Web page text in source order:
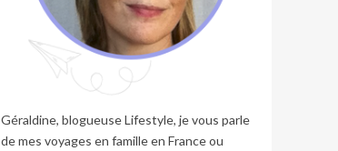
Géraldine, blogueuse Lifestyle, je vous parle
de mes voyages en famille en France ou